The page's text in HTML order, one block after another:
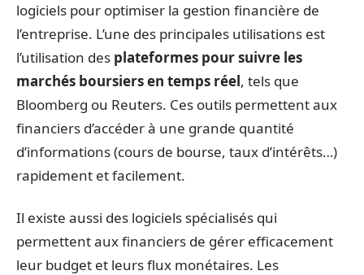
logiciels pour optimiser la gestion financière de
l’entreprise. L’une des principales utilisations est
l’utilisation des plateformes pour suivre les
marchés boursiers en temps réel, tels que
Bloomberg ou Reuters. Ces outils permettent aux
financiers d’accéder à une grande quantité
d’informations (cours de bourse, taux d’intérêts…)
rapidement et facilement.
Il existe aussi des logiciels spécialisés qui
permettent aux financiers de gérer efficacement
leur budget et leurs flux monétaires. Les